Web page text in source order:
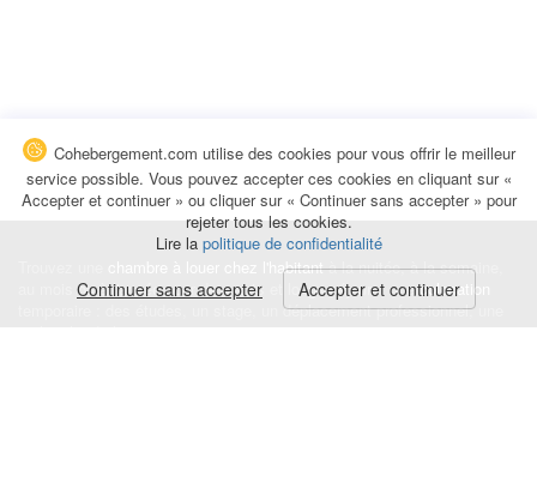
chambre à louer chez l'habitantà la nuitée, à la semaine,
au mois ou à l'année pour de courts et longs séjours, unecolocation
temporaire : des études, un stage, un déplacement professionnel, une
Cohebergement.com utilise des cookies pour vous offrir le meilleur
service possible. Vous pouvez accepter ces cookies en cliquant sur «
Accepter et continuer » ou cliquer sur « Continuer sans accepter » pour
rejeter tous les cookies.
Lire la politique de confidentialité
Continuer sans accepter Accepter et continuer